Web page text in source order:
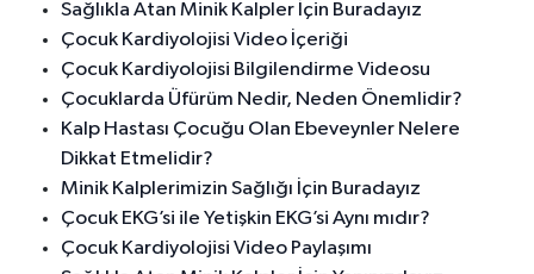
Sağlıkla Atan Minik Kalpler İçin Buradayız
Çocuk Kardiyolojisi Video İçeriği
Çocuk Kardiyolojisi Bilgilendirme Videosu
Çocuklarda Üfürüm Nedir, Neden Önemlidir?
Kalp Hastası Çocuğu Olan Ebeveynler Nelere
Dikkat Etmelidir?
Minik Kalplerimizin Sağlığı İçin Buradayız
Çocuk EKG’si ile Yetişkin EKG’si Aynı mıdır?
Çocuk Kardiyolojisi Video Paylaşımı